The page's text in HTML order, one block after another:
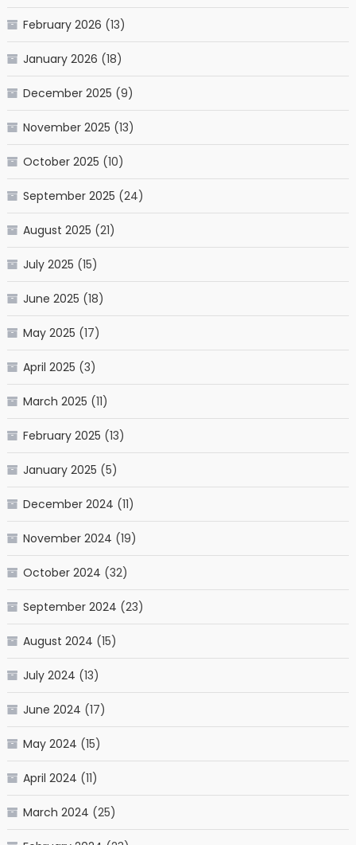
February 2026 (13)
January 2026 (18)
December 2025 (9)
November 2025 (13)
October 2025 (10)
September 2025 (24)
August 2025 (21)
July 2025 (15)
June 2025 (18)
May 2025 (17)
April 2025 (3)
March 2025 (11)
February 2025 (13)
January 2025 (5)
December 2024 (11)
November 2024 (19)
October 2024 (32)
September 2024 (23)
August 2024 (15)
July 2024 (13)
June 2024 (17)
May 2024 (15)
April 2024 (11)
March 2024 (25)